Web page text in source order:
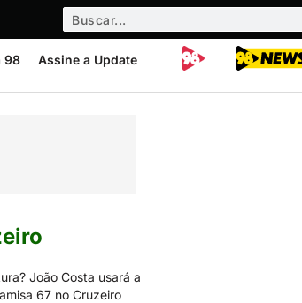
98 Assine a Update
João Costa usará a
67 no Cruzeiro